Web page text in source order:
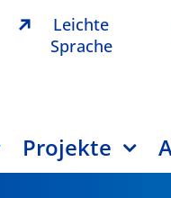
Leichte
Sprache
Projekte